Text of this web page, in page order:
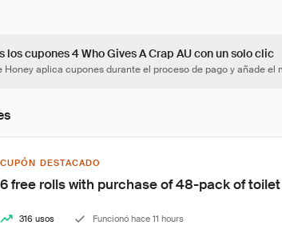
los cupones 4 Who Gives A Crap AU con un solo clic
Honey aplica cupones durante el proceso de pago y añade el
CUPÓN DESTACADO
6 free rolls with purchase of 48-pack of
316 usos Funcionó hace 11 hours